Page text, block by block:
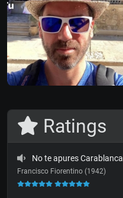
Ratings
No te apures Carablanca
Francisco Fiorentino (1942)